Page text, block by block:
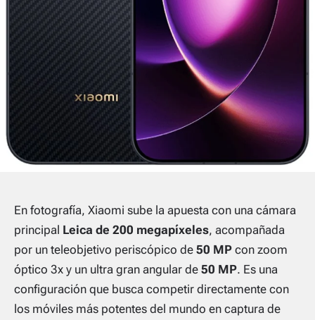
En fotografía, Xiaomi sube la apuesta con una cámara
principal Leica de 200 megapíxeles, acompañada
por un teleobjetivo periscópico de 50 MP con zoom
óptico 3x y un ultra gran angular de 50 MP. Es una
configuración que busca competir directamente con
los móviles más potentes del mundo en captura de